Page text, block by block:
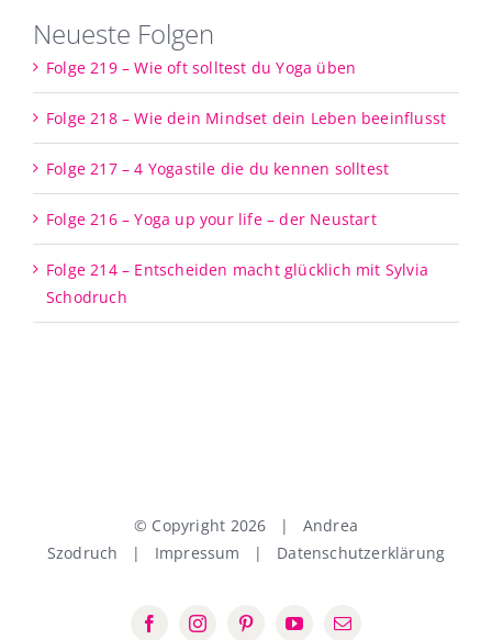
Neueste Folgen
Folge 219 – Wie oft solltest du Yoga üben
Folge 218 – Wie dein Mindset dein Leben beeinflusst
Folge 217 – 4 Yogastile die du kennen solltest
Folge 216 – Yoga up your life – der Neustart
Folge 214 – Entscheiden macht glücklich mit Sylvia
Schodruch
© Copyright 2026 | Andrea
Szodruch | Impressum | Datenschutzerklärung
FacebookInstagramPinterestYouTube
E-